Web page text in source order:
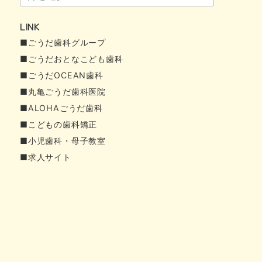
カ
イ
ブ
LINK
■ごうだ歯科グループ
■ごうだおとなこども歯科
■ごうだOCEAN歯科
■丸亀ごうだ歯科医院
■ALOHAごうだ歯科
■こどもの歯科矯正
■小児歯科・母子教室
■求人サイト